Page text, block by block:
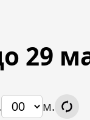
29
м.